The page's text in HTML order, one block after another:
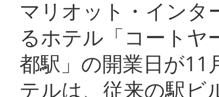
マリオット・インタ
るホテル「コートヤ
都駅」の開業日が11
テルは、従来の駅ビ